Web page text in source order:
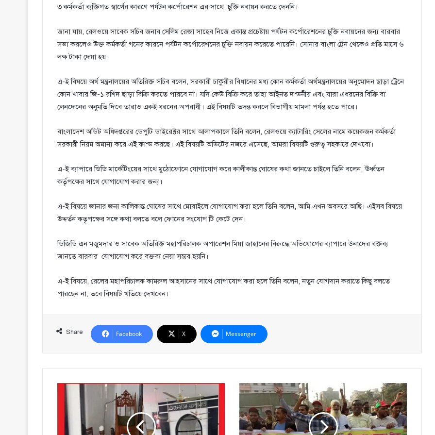
৩ কর্মকর্তা ব্যক্তিগত স্বার্থের কারণে পর্যটন কর্পোরেশন এর সাথে চুক্তি নবায়ন করতে দেননি।
জানা যায়, রেলওয়ে সাবেক সচিব জনাব সেলিম রেজা সাহেব নিজে একান্ত প্রচেষ্টায় পর্যটন কর্পোরেশনের চুক্তি নবায়নের জন্য বারবার
সভা করলেও উক্ত কর্মকর্তা গনের কারনে পর্যটন কর্পোরেশনের চুক্তি নবায়ন করেতে পারেনি। সোনার বাংলা ট্রেন থেকেও প্রতি মাসে ৬
লক্ষ টাকা দেয়া হয়।
এ-ই বিষয়ে অর্থ মন্ত্রনালয়ের অতিরিক্ত সচিব বলেন, সরকারী চাকুরীর বিধানের মধ্য কোন কর্মকর্তা অর্থমন্ত্রনালয়ের অনুমোদন ছাড়া ট্রেনে
কোন খাবার জি-১ রশিদ ছাড়া বিক্রি করতে পারবে না। যদি কেউ বিক্রি করে তাহা আইনত দন্ডনীয় এবং যারা এধরনের বিক্রি বা
লেনদেনের অনুমতি দিবে তারাও একই ধরনের অপরাধী। এই বিষয়টি তদন্ত করলে বিভাগীয় মামলা পর্যন্ত হতে পারে।
বাংলাদেশ অডিট অধিদপ্তরের ডেপুটি ডাইরেক্টর সাথে আলাপকালে তিনি বলেন, রেলওয়ে ক্যাটারিং সেলের নামে কয়েকজন কর্মকর্তা
সরকারী নিয়ম অমান্য করে এই কান্ড করছে। এই বিষয়টি অডিটের নজরে এসেছে, আমরা বিষয়টি গুরুত্ব সহকারে দেখবো।
এ-ই ব্যাপারে ডিডি মার্কেটিংয়ের সাথে মুঠোফোনে যোগাযোগ করে কালীকান্ত ঘোষের কথা জানতে চাইলে তিনি বলেন, ঊর্ধ্বতন
কর্তৃপক্ষের সাথে যোগাযোগ করার জন্য।
এ-ই বিষয়ে জানার জন্য কালিকান্ত ঘোষের সাথে মোবাইলে যোগাযোগ করা হলে তিনি বলেন, আমি এখন অবসরে আছি। এইসব বিষয়ে
উদ্দর্তন কতৃপক্ষের সঙ্গে কথা বলতে বলে ফোনের সংযোগ টি কেটে দেন।
ডিজিডি এন মজুমদার ও সাবেক অতিরিক্ত মহাপরিচালক অপারেশন মিয়া জাহানের বিরুদ্ধে অভিযোগের ব্যাপারে উনাদের বক্তব্য
জানতে বারবার যোগাযোগ করে বক্তব্য নেয়া সম্ভব হয়নি।
এ-ই বিষয়ে, রেলের মহাপরিচালক কামরুল আহসানের সাথে যোগাযোগ করা হলে তিনি বলেন, নতুন যোগদান করাতে কিছু বলতে
পারছেন না, তবে বিষয়টি খতিয়ে দেখবেন।
Share Facebook X Messenger
শহিদুল
ইসলাম
জন্মদিনে
যুবদল
কুতুবপুরে
সফল
করতে
ছাত্রদল